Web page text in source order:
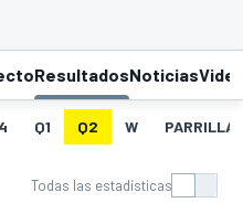
ResultadosNoticias
Q1 Q2 W PARRILLA
Todas las estadísticas